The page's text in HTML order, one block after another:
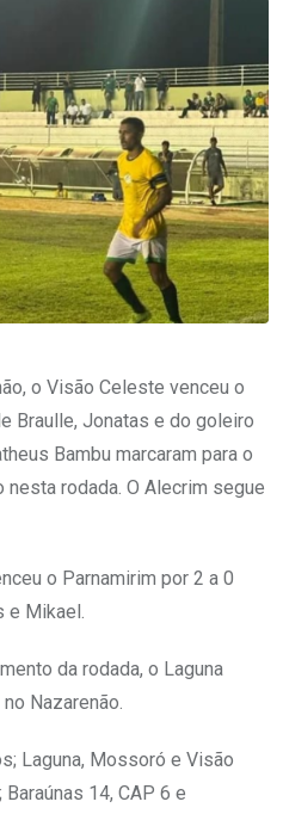
o Visão Celeste venceu o
Braulle, Jonatas e do goleiro
Bambu marcaram para o
rodada. O Alecrim segue
o Parnamirim por 2 a 0
e Mikael.
da rodada, o Laguna
Nazarenão.
Laguna, Mossoró e Visão
14, CAP 6 e